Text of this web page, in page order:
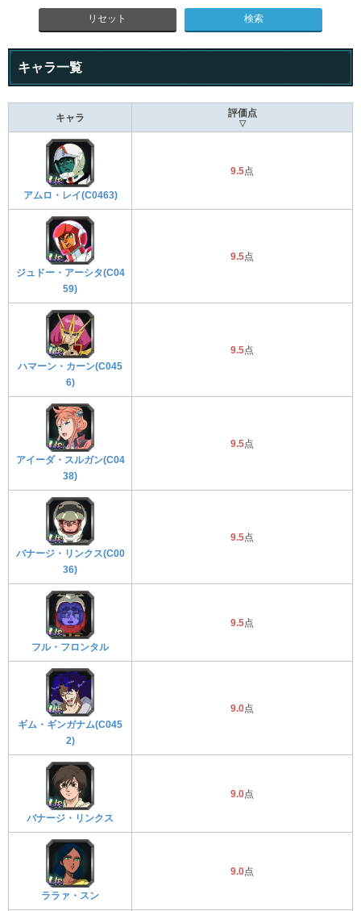
リセット
キャラ一覧
キャラ 評価点
▽
アムロ・レイ(C0463)
9.5点
ジュドー・アーシタ(C04
59)
9.5点
ハマーン・カーン(C045
6)
9.5点
アイーダ・スルガン(C04
38)
9.5点
バナージ・リンクス(C00
36)
9.5点
フル・フロンタル
9.5点
ギム・ギンガナム(C045
2)
9.0点
バナージ・リンクス
9.0点
ララァ・スン
9.0点